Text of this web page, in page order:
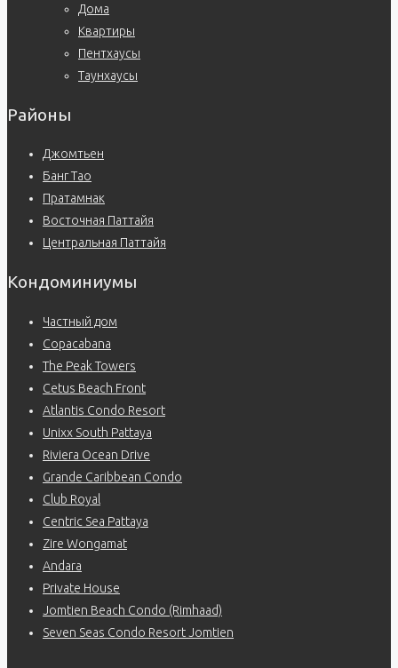
Дома
Квартиры
Пентхаусы
Таунхаусы
Районы
Джомтьен
Банг Тао
Пратамнак
Восточная Паттайя
Центральная Паттайя
Кондоминиумы
Частный дом
Copacabana
The Peak Towers
Cetus Beach Front
Atlantis Condo Resort
Unixx South Pattaya
Riviera Ocean Drive
Grande Caribbean Condo
Club Royal
Centric Sea Pattaya
Zire Wongamat
Andara
Private House
Jomtien Beach Condo (Rimhaad)
Seven Seas Condo Resort Jomtien